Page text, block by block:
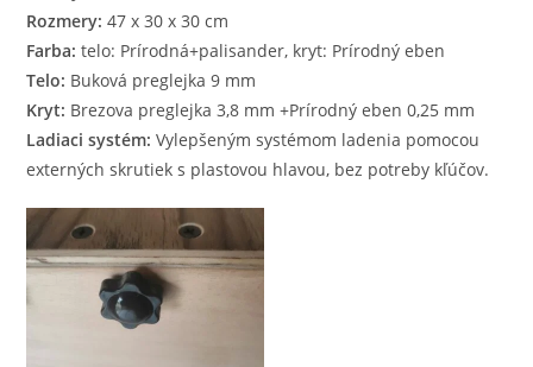
Rozmery: 47 x 30 x 30 cm
Farba: telo: Prírodná+palisander, kryt: Prírodný eben
Telo: Buková preglejka 9 mm
Kryt: Brezova preglejka 3,8 mm +Prírodný eben 0,25 mm
Ladiaci systém: Vylepšeným systémom ladenia pomocou
externých skrutiek s plastovou hlavou, bez potreby kľúčov.